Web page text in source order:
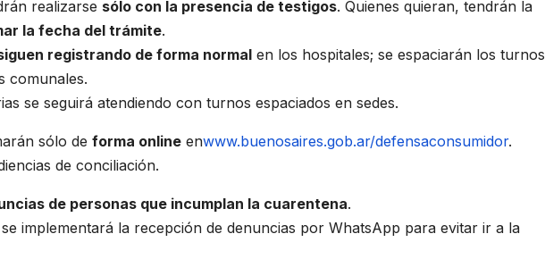
realizarse sólo con la presencia de testigos. Quienes quieran, tendrán la
la fecha del trámite.
registrando de forma normal en los hospitales; se espaciarán los turnos
comunales.
se seguirá atendiendo con turnos espaciados en sedes.
sólo de forma online enwww.buenosaires.gob.ar/defensaconsumidor.
de conciliación.
de personas que incumplan la cuarentena.
implementará la recepción de denuncias por WhatsApp para evitar ir a la